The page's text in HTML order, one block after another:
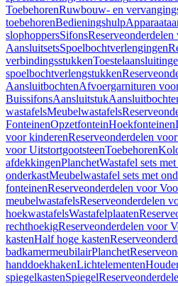
ToebehorenRuwbouw- en
toebehorenBedieningshulp
slophoppersSifons
AansluitsetsSpoelbochtverlengingen
verbindingsstukken
spoelbochtverlengstukken
AansluitbochtenAfvoergarnituren
BuissifonsAansluitstuk
wastafelsMeubelwastafels
FonteinenOpzetfonteinHoekfonteinen
voor kinderenReserveonderdelen
voor UitstortgootsteenToebehoren
afdekkingenPlanchetWastafel sets
onderkastMeubelwastafel sets met
fonteinenReserveonderdelen voor
meubelwastafelsReserveonderdelen
hoekwastafelsWastafelplaaten
rechthoekigReserveonderdelen voor
kastenHalf hoge kasten
badkamermeubilairPlanchet
handdoekhakenLichtelementen
spiegelkastenSpiegel